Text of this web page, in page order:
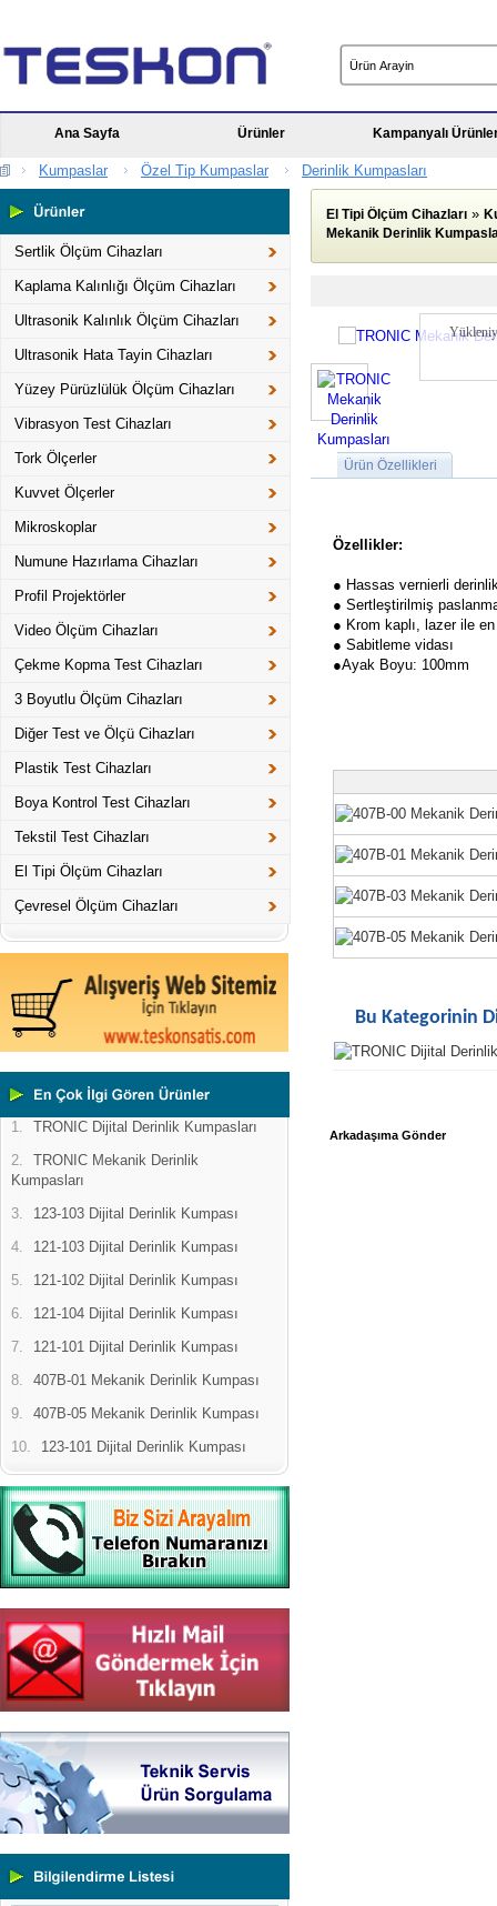
Ana Sayfa Ürünler Kampanyalı
Kumpaslar Özel Tip Kumpaslar Derinlik Kumpasları
Sertlik Ölçüm Cihazları
Kaplama Kalınlığı Ölçüm Cihazları
Ultrasonik Kalınlık Ölçüm Cihazları
Ultrasonik Hata Tayin Cihazları
Yüzey Pürüzlülük Ölçüm Cihazları
Vibrasyon Test Cihazları
Tork Ölçerler
Kuvvet Ölçerler
Mikroskoplar
Numune Hazırlama Cihazları
Profil Projektörler
Video Ölçüm Cihazları
Çekme Kopma Test Cihazları
3 Boyutlu Ölçüm Cihazları
Diğer Test ve Ölçü Cihazları
Plastik Test Cihazları
Boya Kontrol Test Cihazları
Tekstil Test Cihazları
El Tipi Ölçüm Cihazları
Çevresel Ölçüm Cihazları
1.
TRONIC Dijital Derinlik Kumpasları
2.
TRONIC Mekanik Derinlik
Kumpasları
3.
123-103 Dijital Derinlik Kumpası
4.
121-103 Dijital Derinlik Kumpası
5.
121-102 Dijital Derinlik Kumpası
6.
121-104 Dijital Derinlik Kumpası
7.
121-101 Dijital Derinlik Kumpası
8.
407B-01 Mekanik Derinlik Kumpası
9.
407B-05 Mekanik Derinlik Kumpası
10.
123-101 Dijital Derinlik Kumpası
Yeni Binamıza TAŞINDIK
Portatif ve Tezgah Tipi Sertlik
Ölçüm Cihazları
Cihazları
Ultrasonik Kalınlık Ölçüm
Cihazları
Yüzey Pürüzlülük Ölçüm
Cihazları
Vİbrasyon Test Cihazları
Tork Ölçerler-Kuvvet Ölçerler
El Tipi Ölçüm Cihazları »
Mekanik Derinlik
Ürün Özellikleri
Özellikler:
● Hassas vernierli
● Sertleştirilmiş
● Krom kaplı, lazer ile
● Sabitleme vidası
●Ayak Boyu: 100mm
Bu Kategorinin
Arkadaşıma Gönder